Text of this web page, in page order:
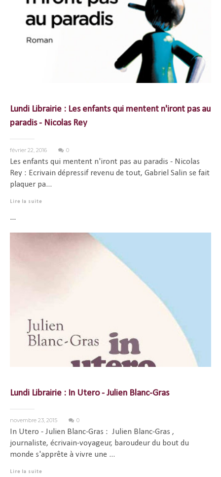
Lundi Librairie : Les enfants qui mentent n'iront pas au
paradis - Nicolas Rey
février 22, 2016 0
Les enfants qui mentent n'iront pas au paradis - Nicolas
Rey : Ecrivain dépressif revenu de tout, Gabriel Salin se fait
plaquer pa...
Lire la suite
...
Lundi Librairie : In Utero - Julien Blanc-Gras
novembre 23, 2015 0
In Utero - Julien Blanc-Gras : Julien Blanc-Gras ,
journaliste, écrivain-voyageur, baroudeur du bout du
monde s'apprête à vivre une ...
Lire la suite